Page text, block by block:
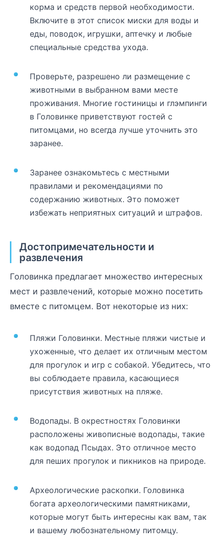
корма и средств первой необходимости.
Включите в этот список миски для воды и
еды, поводок, игрушки, аптечку и любые
специальные средства ухода.
Проверьте, разрешено ли размещение с
животными в выбранном вами месте
проживания. Многие гостиницы и глэмпинги
в Головинке приветствуют гостей с
питомцами, но всегда лучше уточнить это
заранее.
Заранее ознакомьтесь с местными
правилами и рекомендациями по
содержанию животных. Это поможет
избежать неприятных ситуаций и штрафов.
Достопримечательности и
развлечения
Головинка предлагает множество интересных
мест и развлечений, которые можно посетить
вместе с питомцем. Вот некоторые из них:
Пляжи Головинки. Местные пляжи чистые и
ухоженные, что делает их отличным местом
для прогулок и игр с собакой. Убедитесь, что
вы соблюдаете правила, касающиеся
присутствия животных на пляже.
Водопады. В окрестностях Головинки
расположены живописные водопады, такие
как водопад Псыдах. Это отличное место
для пеших прогулок и пикников на природе.
Археологические раскопки. Головинка
богата археологическими памятниками,
которые могут быть интересны как вам, так
и вашему любознательному питомцу.